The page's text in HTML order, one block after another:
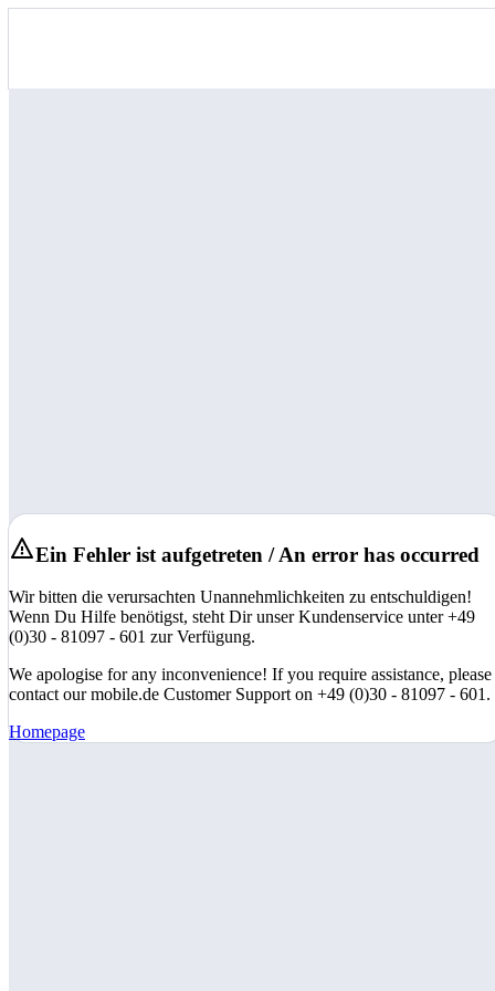
Ein Fehler ist aufgetreten / An error has occurred
Wir bitten die verursachten Unannehmlichkeiten zu entschuldigen!
Wenn Du Hilfe benötigst, steht Dir unser Kundenservice unter +49
(0)30 - 81097 - 601 zur Verfügung.
We apologise for any inconvenience! If you require assistance, please
contact our mobile.de Customer Support on +49 (0)30 - 81097 - 601.
Homepage